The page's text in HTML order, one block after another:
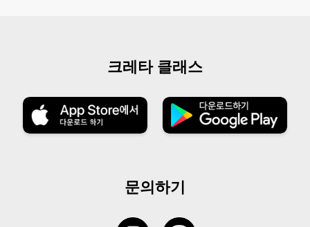
크레타 클래스
문의하기